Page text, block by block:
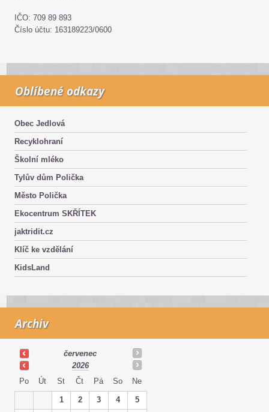
IČO: 709 89 893
Číslo účtu: 163189223/0600
Oblíbené odkazy
Obec Jedlová
Recyklohraní
Školní mléko
Tylův dům Polička
Město Polička
Ekocentrum SKŘÍTEK
jaktridit.cz
Klíč ke vzdělání
KidsLand
Archiv
červenec
2026
Po
Út St Čt Pá So Ne
1 2 3 4
5